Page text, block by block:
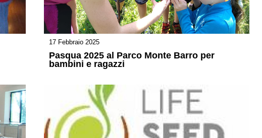
17 Febbraio 2025
Pasqua 2025 al Parco Monte Barro per
bambini e ragazzi